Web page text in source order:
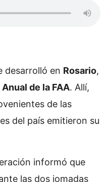
desarrolló en Rosario,
de la FAA. Allí,
de las
del país emitieron su
informó que
las dos jomadas